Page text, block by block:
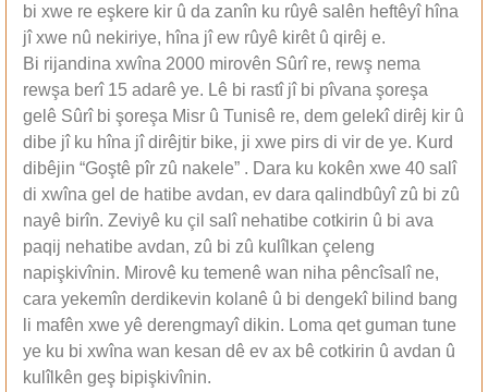
bi xwe re eşkere kir û da zanîn ku rûyê salên heftêyî hîna
jî xwe nû nekiriye, hîna jî ew rûyê kirêt û qirêj e.
Bi rijandina xwîna 2000 mirovên Sûrî re, rewş nema
rewşa berî 15 adarê ye. Lê bi rastî jî bi pîvana şoreşa
gelê Sûrî bi şoreşa Misr û Tunisê re, dem gelekî dirêj kir û
dibe jî ku hîna jî dirêjtir bike, ji xwe pirs di vir de ye. Kurd
dibêjin “Goştê pîr zû nakele” . Dara ku kokên xwe 40 salî
di xwîna gel de hatibe avdan, ev dara qalindbûyî zû bi zû
nayê birîn. Zeviyê ku çil salî nehatibe cotkirin û bi ava
paqij nehatibe avdan, zû bi zû kulîlkan çeleng
napişkivînin. Mirovê ku temenê wan niha pêncîsalî ne,
cara yekemîn derdikevin kolanê û bi dengekî bilind bang
li mafên xwe yê derengmayî dikin. Loma qet guman tune
ye ku bi xwîna wan kesan dê ev ax bê cotkirin û avdan û
kulîlkên geş bipişkivînin.